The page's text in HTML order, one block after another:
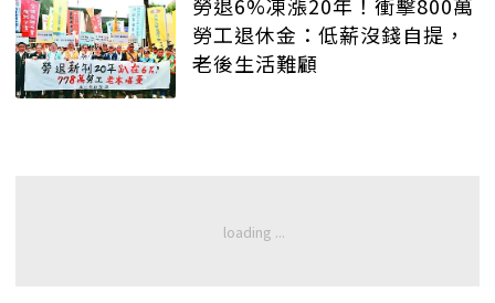
勞工退休金：低薪沒錢自提，
老後生活難顧